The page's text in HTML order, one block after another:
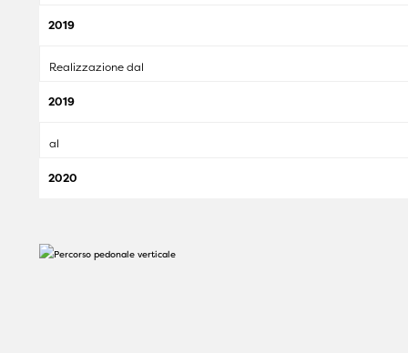
2019
Realizzazione dal
2019
al
2020